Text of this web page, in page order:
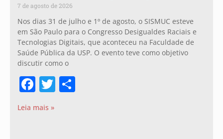
7 de agosto de 2026
Nos dias 31 de julho e 1º de agosto, o SISMUC esteve
em São Paulo para o Congresso Desigualdes Raciais e
Tecnologias Digitais, que aconteceu na Faculdade de
Saúde Pública da USP. O evento teve como objetivo
discutir como o
Facebook
Twitter
Leia mais »